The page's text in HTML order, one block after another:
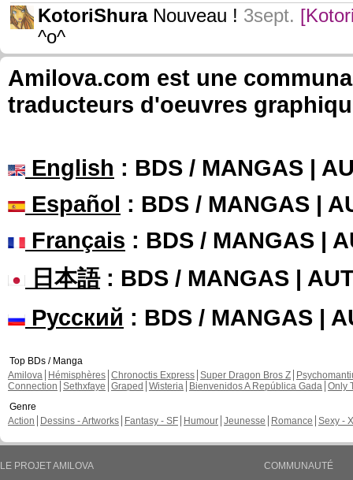
KotoriShura Nouveau ! 3sept.
^o^
Amilova.com est une
traducteurs d'oeuvres
English : BDS / MANGAS |
Español : BDS / MANGAS |
Français : BDS / MANGAS |
日本語: BDS / MANGAS |
Русский : BDS / MANGAS |
Top BDs / Manga
Amilova
Hémisphères Chronoctis Express Super Dragon Bros Z
Connection Sethxfaye Graped Wisteria Bienvenidos A República Gada Only
Genre
Action
Dessins - Artworks Fantasy - SF Humour Jeunesse Romance Sexy -
LE PROJET AMILOVA
COMMUNAUTÉ